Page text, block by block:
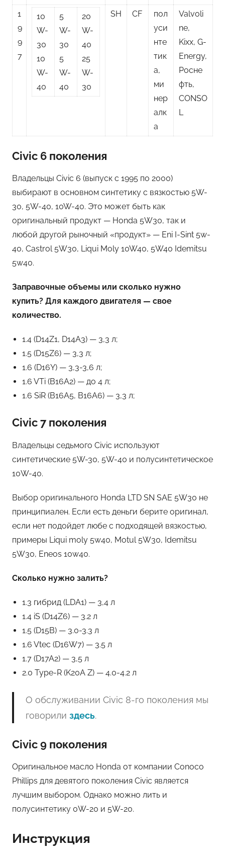
1
9
9
7
10
W-
30
10
W-
40
5
W-
30
5
W-
40
20
W-
40
25
W-
30
SH CF
пол
уси
нте
тик
а,
ми
нер
алк
а
Valvoli
ne,
Kixx, G-
Energy,
Росне
фть,
CONSO
L
Civic 6 поколения
Владельцы Civic 6 (выпуск с 1995 по 2000)
выбирают в основном синтетику с вязкостью 5W-
30, 5W-40, 10W-40. Это может быть как
оригинальный продукт — Honda 5W30, так и
любой другой рыночный «продукт» — Eni I-Sint 5w-
40, Castrol 5W30, Liqui Moly 10W40, 5W40 Idemitsu
5w40.
Заправочные объемы или сколько нужно
купить? Для каждого двигателя — свое
количество.
1.4 (D14Z1, D14A3) — 3,3 л;
1.5 (D15Z6) — 3,3 л;
1.6 (D16Y) — 3,3-3,6 л;
1.6 VTi (B16A2) — до 4 л;
1.6 SiR (B16A5, B16A6) — 3,3 л;
Civic 7 поколения
Владельцы седьмого Civic используют
синтетические 5W-30, 5W-40 и полусинтетическое
10W-40.
Выбор оригинального Honda LTD SN SAE 5W30 не
принципиален. Если есть деньги берите оригинал,
если нет подойдет любе с подходящей вязкостью,
примеры Liqui moly 5w40, Motul 5W30, Idemitsu
5W30, Eneos 10w40.
Сколько нужно залить?
1.3 гибрид (LDA1) — 3,4 л
1.4 iS (D14Z6) — 3.2 л
1.5 (D15B) — 3.0-3.3 л
1.6 Vtec (D16W7) — 3.5 л
1.7 (D17A2) — 3,5 л
2.0 Type-R (K20A Z) — 4.0-4.2 л
О обслуживании Civic 8-го поколения мы
говорили здесь.
Civic 9 поколения
Оригинальное масло Honda от компании Conoco
Phillips для девятого поколения Civic является
лучшим выбором. Однако можно лить и
полусинтетику 0W-20 и 5W-20.
Инструкция